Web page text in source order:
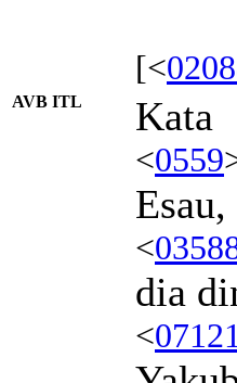
[<
AVB ITL Kata
<0559
<
dia
<07121